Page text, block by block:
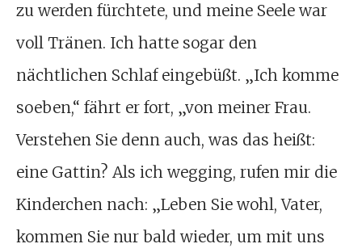
zu werden fürchtete, und meine Seele war
voll Tränen. Ich hatte sogar den
nächtlichen Schlaf eingebüßt. „Ich komme
soeben,“ fährt er fort, „von meiner Frau.
Verstehen Sie denn auch, was das heißt:
eine Gattin? Als ich wegging, rufen mir die
Kinderchen nach: „Leben Sie wohl, Vater,
kommen Sie nur bald wieder, um mit uns